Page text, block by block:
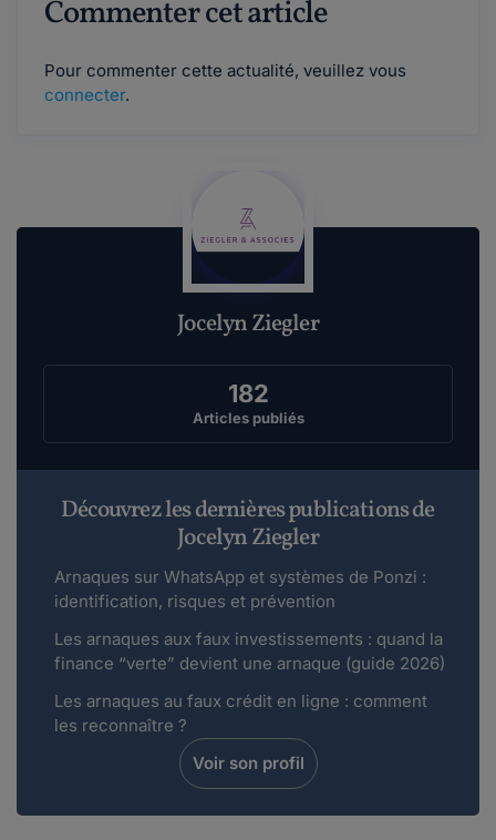
Commenter cet article
Pour commenter cette actualité, veuillez vous
connecter.
Jocelyn Ziegler
182
Articles publiés
Découvrez les dernières publications de
Jocelyn Ziegler
Arnaques sur WhatsApp et systèmes de Ponzi :
identification, risques et prévention
Les arnaques aux faux investissements : quand la
finance “verte” devient une arnaque (guide 2026)
Les arnaques au faux crédit en ligne : comment
les reconnaître ?
Voir son profil